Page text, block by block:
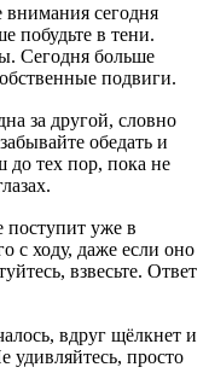
сегодня
побудьте в тени.
Сегодня больше
подвиги.
за другой, словно
обедать и
до тех пор, пока не
уже в
с ходу, даже если оно
взвесьте. Ответ
вдруг щёлкнет и
удивляйтесь, просто